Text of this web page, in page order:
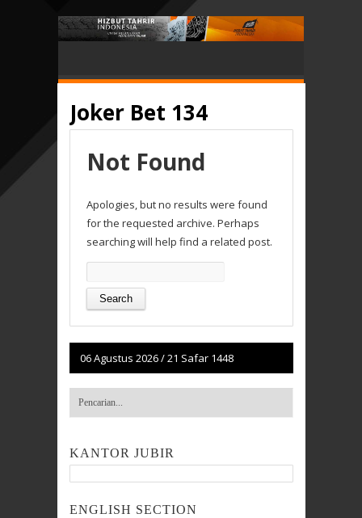
Joker Bet 134
Not Found
Apologies, but no results were found
for the requested archive. Perhaps
searching will help find a related post.
for:
06 Agustus 2026/21 Safar 1448
KANTOR JUBIR
ENGLISH SECTION